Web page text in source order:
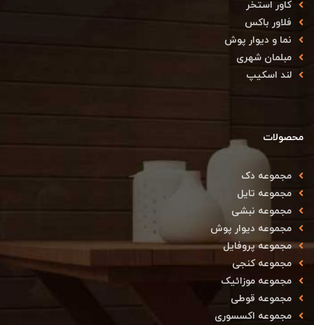
کاور استخر
فلاور باکس
نما و دیوار پوش
مبلمان شهری
لند اسکیپ
محصولات
مجموعه دک
مجموعه تایل
مجموعه نبشی
مجموعه دیوار پوش
مجموعه پروفایل
مجموعه کنجی
مجموعه موزائیک
مجموعه قوطی
مجموعه اکسسوری